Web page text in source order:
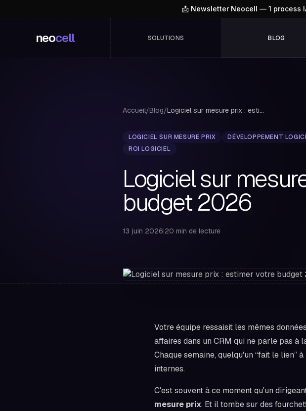
📩 Newsletter Neocell — 1 process
neocell SOLUTIONS BLOG
Accueil/Blog/ Logiciel sur mesure prix : estimer votre budget...
LOGICIEL SUR MESURE PRIX DÉVELOPPEMENT
ROI LOGICIEL
Logiciel sur
budget 2026
13 juin 2026|20 min de lecture
Votre équipe ressaisit les mêmes
affaires dans un CRM qui ne parle pas à
Chaque semaine, quelqu'un “fait le lien”
internes.
C'est souvent à ce moment qu'un
mesure prix. Et il tombe sur des